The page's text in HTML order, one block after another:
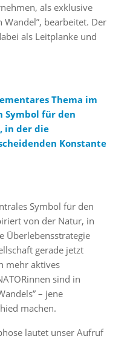
als exklusive
bearbeitet. Der
als Leitplanke und
Thema im
Symbol für den
in der die
Konstante
Symbol für den
von der Natur, in
Überlebensstrategie
gerade jetzt
mehr aktives
sind in
– jene
machen.
lautet unser Aufruf